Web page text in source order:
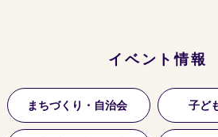
イベント情報
まちづくり・自治会 子ど